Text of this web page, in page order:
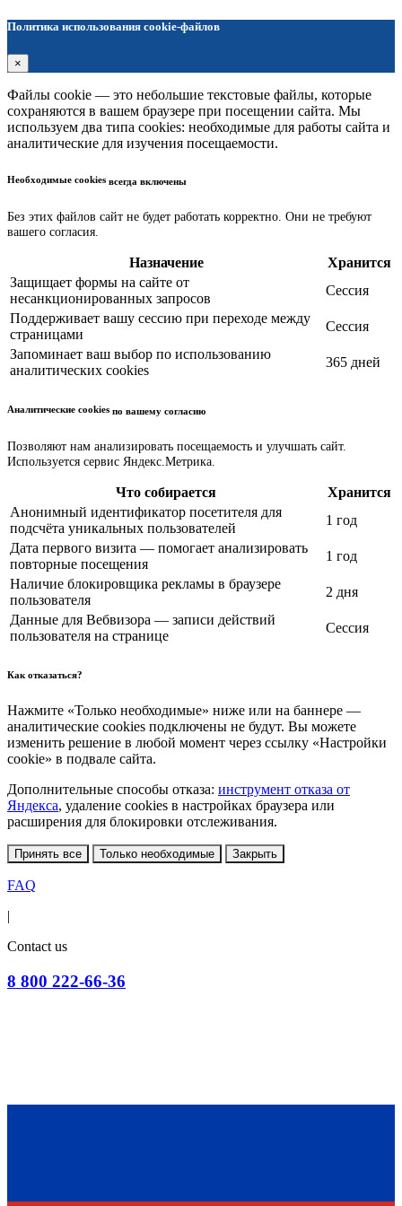
Политика использования cookie-файлов
×
Файлы cookie — это небольшие текстовые файлы, которые
сохраняются в вашем браузере при посещении сайта. Мы
используем два типа cookies: необходимые для работы сайта и
аналитические для изучения посещаемости.
Необходимые cookies всегда включены
Без этих файлов сайт не будет работать корректно. Они не требуют
вашего согласия.
Назначение
Хранится
Защищает формы на сайте от
несанкционированных запросов
Сессия
Поддерживает вашу сессию при переходе между
страницами
Сессия
Запоминает ваш выбор по использованию
аналитических cookies
365 дней
Аналитические cookies по вашему согласию
Позволяют нам анализировать посещаемость и улучшать сайт.
Используется сервис Яндекс.Метрика.
Что собирается
Хранится
Анонимный идентификатор посетителя для
подсчёта уникальных пользователей
1 год
Дата первого визита — помогает анализировать
повторные посещения
1 год
Наличие блокировщика рекламы в браузере
пользователя
2 дня
Данные для Вебвизора — записи действий
пользователя на странице
Сессия
Как отказаться?
Нажмите «Только необходимые» ниже или на баннере —
аналитические cookies подключены не будут. Вы можете
изменить решение в любой момент через ссылку «Настройки
cookie» в подвале сайта.
Дополнительные способы отказа: инструмент отказа от
Яндекса, удаление cookies в настройках браузера или
расширения для блокировки отслеживания.
Принять все Только необходимые Закрыть
FAQ
|
Contact us
8 800 222-66-36